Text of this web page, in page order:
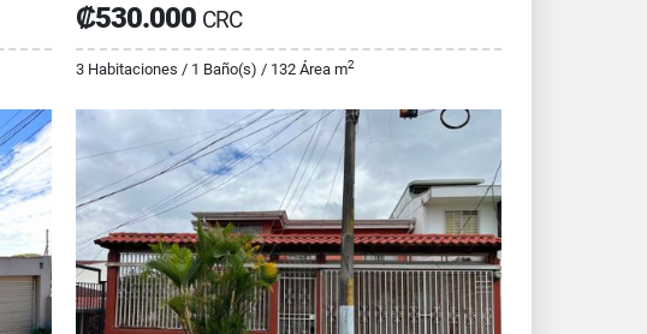
₡530.000 CRC
3 Habitaciones / 1 Baño(s) / 132 Área m2